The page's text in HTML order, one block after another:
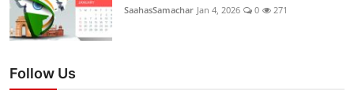
SaahasSamachar Jan 4, 2026 0 271
Follow Us